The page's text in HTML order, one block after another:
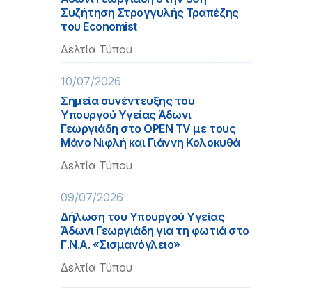
Συζήτηση Στρογγυλής Τραπέζης
του Εconomist
Δελτία Τύπου
10/07/2026
Σημεία συνέντευξης του
Υπουργού Υγείας Άδωνι
Γεωργιάδη στο OPEN TV με τους
Μάνο Νιφλή και Γιάννη Κολοκυθά
Δελτία Τύπου
09/07/2026
Δήλωση του Υπουργού Υγείας
Άδωνι Γεωργιάδη για τη φωτιά στο
Γ.Ν.Α. «Σισμανόγλειο»
Δελτία Τύπου